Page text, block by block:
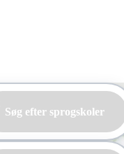
Søg efter sprogskoler